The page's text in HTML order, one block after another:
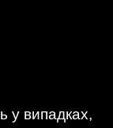
у випадках,